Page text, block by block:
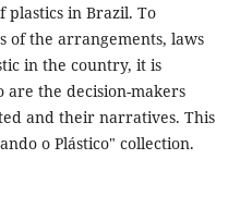
plastics in Brazil. To
of the arrangements, laws
in the country, it is
the decision-makers
and their narratives. This
o Plástico" collection.